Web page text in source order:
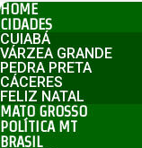
HOME
CIDADES
CUIABÁ
VÁRZEA GRANDE
PEDRA PRETA
CÁCERES
FELIZ NATAL
MATO GROSSO
POLÍTICA MT
BRASIL